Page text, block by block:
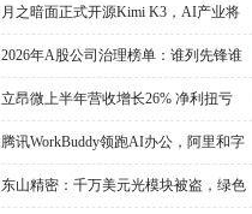
议升级
月之暗面正式开源Kimi K3，AI产业将
迎又一个“DeepSeek时刻”冲击波？
2026年A股公司治理榜单：谁列先锋谁
待改善？|ESG榜单
立昂微上半年营收增长26% 净利扭亏
腾讯WorkBuddy领跑AI办公，阿里和字
节急了？
东山精密：千万美元光模块被盗，绿色